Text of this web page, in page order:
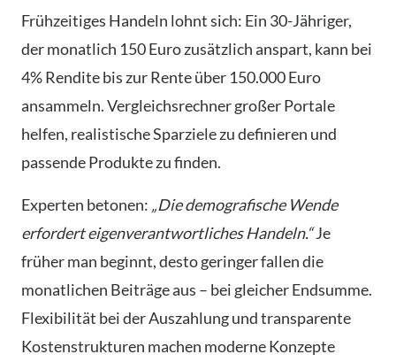
Frühzeitiges Handeln lohnt sich: Ein 30-Jähriger,
der monatlich 150 Euro zusätzlich anspart, kann bei
4% Rendite bis zur Rente über 150.000 Euro
ansammeln. Vergleichsrechner großer Portale
helfen, realistische Sparziele zu definieren und
passende Produkte zu finden.
Experten betonen: „Die demografische Wende
erfordert eigenverantwortliches Handeln.“Je
früher man beginnt, desto geringer fallen die
monatlichen Beiträge aus – bei gleicher Endsumme.
Flexibilität bei der Auszahlung und transparente
Kostenstrukturen machen moderne Konzepte